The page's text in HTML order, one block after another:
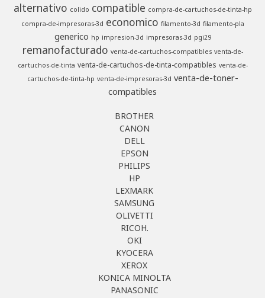
alternativo colido compatible compra-de-cartuchos-de-tinta-hp
compra-de-impresoras-3d economico filamento-3d filamento-pla
generico hp impresion-3d impresoras-3d pgi29
remanofacturado venta-de-cartuchos-compatibles venta-de-
cartuchos-de-tinta venta-de-cartuchos-de-tinta-compatibles venta-de-
cartuchos-de-tinta-hp venta-de-impresoras-3d venta-de-toner-
compatibles
BROTHER
CANON
DELL
EPSON
PHILIPS
HP
LEXMARK
SAMSUNG
OLIVETTI
RICOH.
OKI
KYOCERA
XEROX
KONICA MINOLTA
PANASONIC